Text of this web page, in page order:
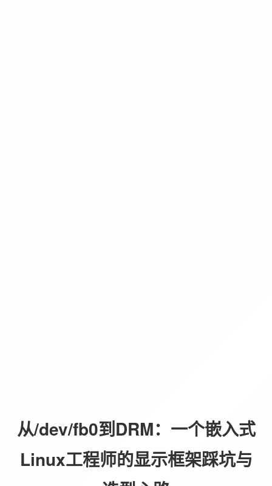
从/dev/fb0到DRM：一个嵌入式
Linux工程师的显示框架踩坑与